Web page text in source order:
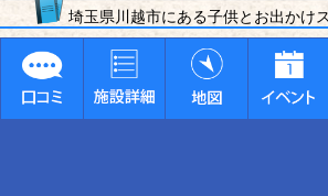
埼玉県川越市にある子供とお出かけ